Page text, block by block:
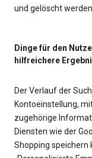
und gelöscht werden.
Dinge für den
hilfreichere
Der Verlauf der
Kontoeinstellung,
zugehörige
Diensten wie der
Shopping speichern